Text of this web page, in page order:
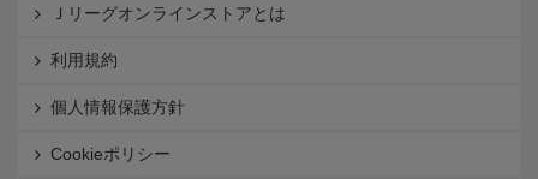
Ｊリーグオンラインストアとは
利用規約
個人情報保護方針
Cookieポリシー